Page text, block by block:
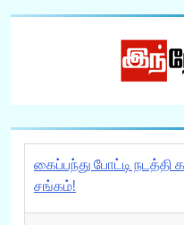
கைப்பந்து போட்டி
சங்கம்!